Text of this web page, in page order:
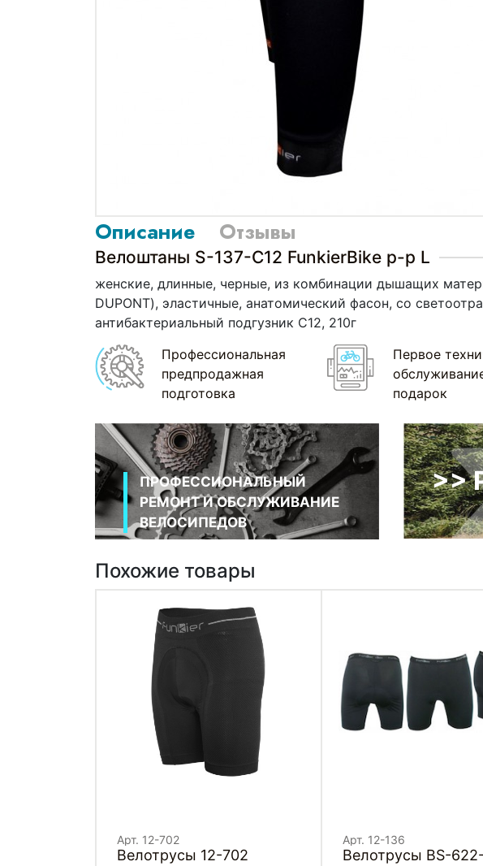
Описание Отзывы
Велоштаны S-137-C12 FunkierBike р-р L
женские, длинные, черные, из комбинации дышащих
DUPONT), эластичные, анатомический фасон, со
антибактериальный подгузник C12, 210г
Профессиональная
предпродажная
подготовка
Первое
подарок
ПРОФЕССИОНАЛЬНЫЙ
РЕМОНТ И ОБСЛУЖИВАНИЕ
ВЕЛОСИПЕДОВ
>>
Похожие товары
Арт. 12-702
Велотрусы 12-702
Арт. 12-136
Велотрусы BS-